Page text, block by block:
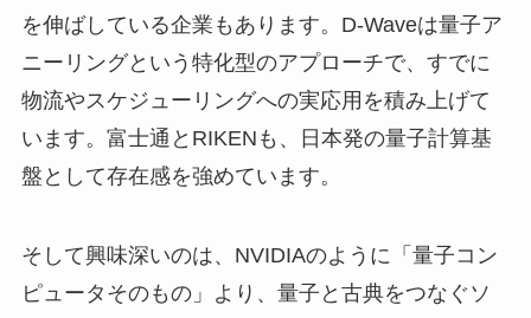
を伸ばしている企業もあります。D-Waveは量子ア
ニーリングという特化型のアプローチで、すでに
物流やスケジューリングへの実応用を積み上げて
います。富士通とRIKENも、日本発の量子計算基
盤として存在感を強めています。
そして興味深いのは、NVIDIAのように「量子コン
ピュータそのもの」より、量子と古典をつなぐソ